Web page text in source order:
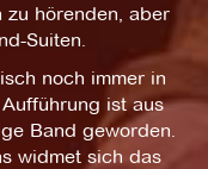
zu hörenden, aber
Suiten.
noch immer in
ist aus
Band geworden.
widmet sich das